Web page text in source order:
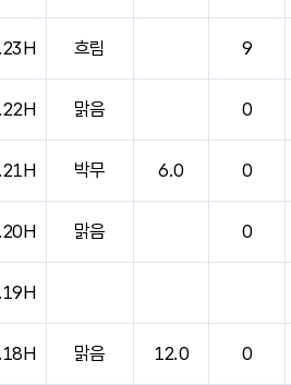
흐림 9
맑음 0
박무 6.0 0
맑음 0
맑음 12.0 0